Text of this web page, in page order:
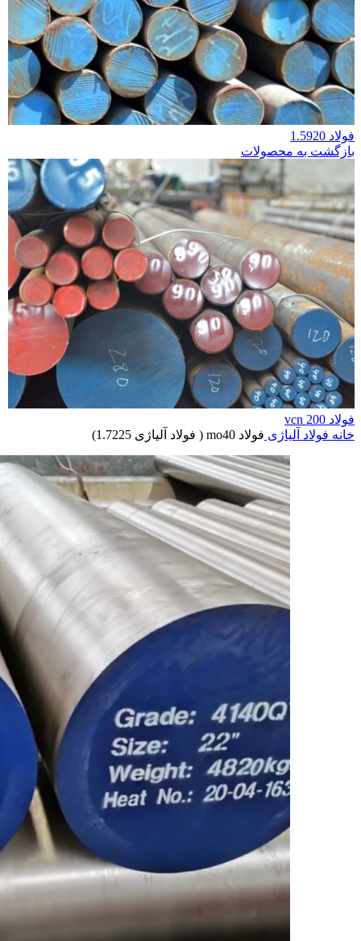
فولاد 1.5920
بازگشت به محصولات
فولاد vcn 200
خانه فولاد آلیاژی فولاد mo40 ( فولاد آلیاژی 1.7225)